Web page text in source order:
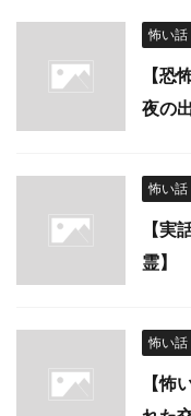
怖い話
【恐
夜の
怖い話
【実
霊】
怖い話
【怖